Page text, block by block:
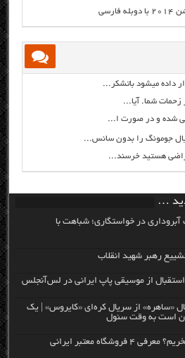
داده میشود باتشکر...
زحمات شما. آیا...
شده و در صورت ا...
راضی هستید خرسند...
…
در خواستگاری؛ شباهت با
استقبال از موسیقی پاپ ایرانی در لس‌آنجلس
«ساهره» از سریال کره‌ای «کایروس» | یک
است به وقت سئول
معتبر ایرانی